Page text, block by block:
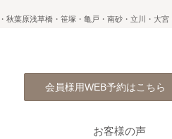
葉原浅草橋・笹塚・亀戸・南砂・立川・大宮
会員様用WEB予約はこちら
お客様の声